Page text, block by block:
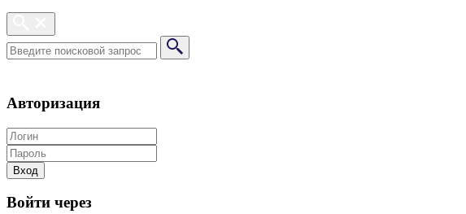
Авторизация
Вход
Войти через